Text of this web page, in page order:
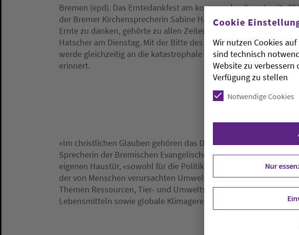
Bremen (epd). Das Erntedankfest am kommenden Sonntag (1.
der Bremer Kirchensprecherin Sabine Hatscher ein Tag für Dank
Ernte zu danken, gehörte zu allen Zeiten zu den religiösen
Hatscher am Dienstag. Mit der Bitte des Vaterunsers «Unser
werde gleichzeitig an die katastrophale Ernährungssituation in
erinnert.
«Im christlichen Glauben gehören das Danken und Teilen
Sprecherin der Bremischen Evangelischen Kirche. Dies gelte
eigenen Haustür, «sowohl für die Politik, als auch für jede und
der von Menschen verursachten Umweltprobleme spielten zu
Themen Ressourcen, Tier- und Umweltschutz, Gentechnik und
Lebensmitteln sowie globale Klimagerechtigkeit eine wichtige
Cookie
Wir nutzen Cookies
sind technisch
Website zu
Verfügung zu stellen
Notwendige Cookies
Nur